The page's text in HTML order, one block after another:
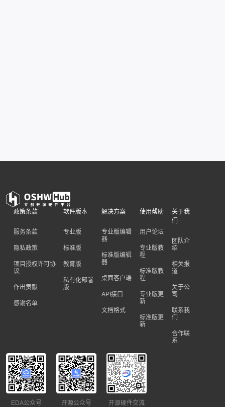
政策条款
服务条款
隐私政策
项目授权许可协
议
作出贡献
感谢名单
软件版本
专业版
标准版
教育版
私有化部署
版
解决方案
专业版编辑
器
标准版编辑
器
桌面客户端
API接口
文档格式
使用帮助
用户论坛
专业版教
程
标准版教
程
专业版更
新
标准版更
新
关于我
们
团队介
绍
相关报
道
关于公
司
联系我
们
合作联
系
EDA公众号 开源公众号
开源硬件交流